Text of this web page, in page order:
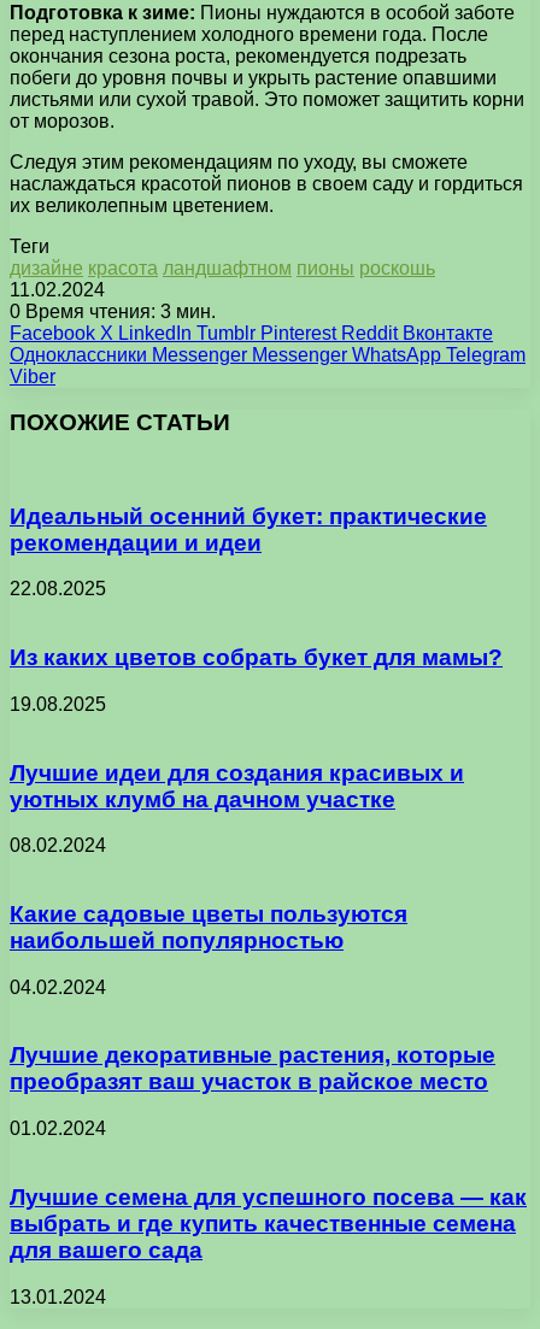
Подготовка к зиме: Пионы нуждаются в особой заботе
перед наступлением холодного времени года. После
окончания сезона роста, рекомендуется подрезать
побеги до уровня почвы и укрыть растение опавшими
листьями или сухой травой. Это поможет защитить корни
от морозов.
Следуя этим рекомендациям по уходу, вы сможете
наслаждаться красотой пионов в своем саду и гордиться
их великолепным цветением.
Теги
дизайне красота ландшафтном пионы роскошь
11.02.2024
0 Время чтения: 3 мин.
Facebook X LinkedIn Tumblr Pinterest Reddit Вконтакте
Одноклассники Messenger Messenger WhatsApp Telegram
Viber
ПОХОЖИЕ СТАТЬИ
Идеальный осенний букет: практические
рекомендации и идеи
22.08.2025
Из каких цветов собрать букет для мамы?
19.08.2025
Лучшие идеи для создания красивых и
уютных клумб на дачном участке
08.02.2024
Какие садовые цветы пользуются
наибольшей популярностью
04.02.2024
Лучшие декоративные растения, которые
преобразят ваш участок в райское место
01.02.2024
Лучшие семена для успешного посева — как
выбрать и где купить качественные семена
для вашего сада
13.01.2024